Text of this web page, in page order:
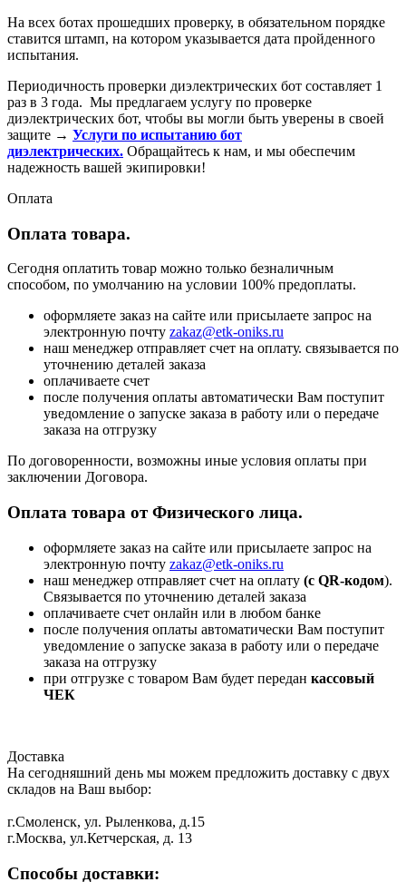
На всех ботах прошедших проверку, в обязательном порядке
ставится штамп, на котором указывается дата пройденного
испытания.
Периодичность проверки диэлектрических бот составляет 1
раз в 3 года. Мы предлагаем услугу по проверке
диэлектрических бот, чтобы вы могли быть уверены в своей
защите → Услуги по испытанию бот
диэлектрических. Обращайтесь к нам, и мы обеспечим
надежность вашей экипировки!
Оплата
Оплата товара.
Сегодня оплатить товар можно только безналичным
способом, по умолчанию на условии 100% предоплаты.
оформляете заказ на сайте или присылаете запрос на
электронную почту zakaz@etk-oniks.ru
наш менеджер отправляет счет на оплату. связывается по
уточнению деталей заказа
оплачиваете счет
после получения оплаты автоматически Вам поступит
уведомление о запуске заказа в работу или о передаче
заказа на отгрузку
По договоренности, возможны иные условия оплаты при
заключении Договора.
Оплата товара от Физического лица.
оформляете заказ на сайте или присылаете запрос на
электронную почту zakaz@etk-oniks.ru
наш менеджер отправляет счет на оплату (с QR-кодом).
Связывается по уточнению деталей заказа
оплачиваете счет онлайн или в любом банке
после получения оплаты автоматически Вам поступит
уведомление о запуске заказа в работу или о передаче
заказа на отгрузку
при отгрузке с товаром Вам будет передан кассовый
ЧЕК
Доставка
На сегодняшний день мы можем предложить доставку с двух
складов на Ваш выбор:
г.Смоленск, ул. Рыленкова, д.15
г.Москва, ул.Кетчерская, д. 13
Способы доставки: